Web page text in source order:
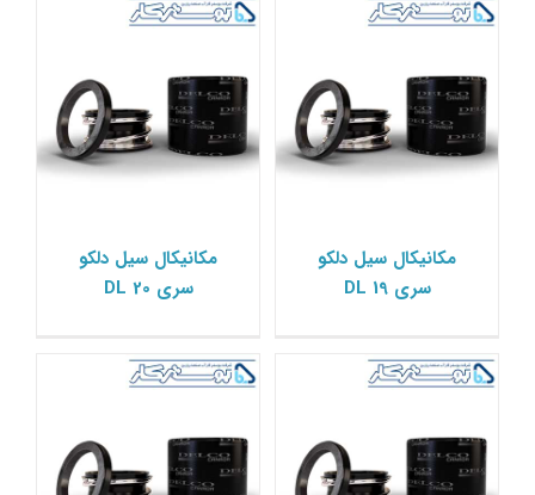
مکانیکال سیل دلکو
سری DL 19
مکانیکال سیل دلکو
سری DL 20
DL 22
مکانیکال سیل دلکو Delco
DL 24
مکانیکال سیل دلکو Delco